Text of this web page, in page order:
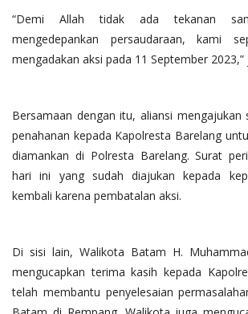
“Demi Allah tidak ada tekanan
mengedepankan persaudaraan, kami
mengadakan aksi pada 11 September 2023,”
Bersamaan dengan itu, aliansi mengajukan
penahanan kepada Kapolresta Barelang
diamankan di Polresta Barelang. Surat
hari ini yang sudah diajukan kepada
kembali karena pembatalan aksi.
Di sisi lain, Walikota Batam H.
mengucapkan terima kasih kepada
telah membantu penyelesaian